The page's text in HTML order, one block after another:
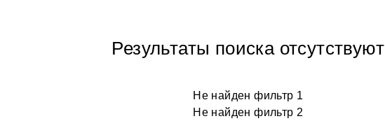
Результаты поиска отсутствуют
Не найден фильтр 1
Не найден фильтр 2